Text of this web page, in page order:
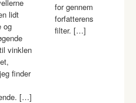
lidt
og
vinklen
finder
[…]
for gennem
forfatterens
filter. […]